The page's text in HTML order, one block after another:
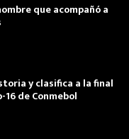
que acompañó a
y clasifica a la final
16 de Conmebol